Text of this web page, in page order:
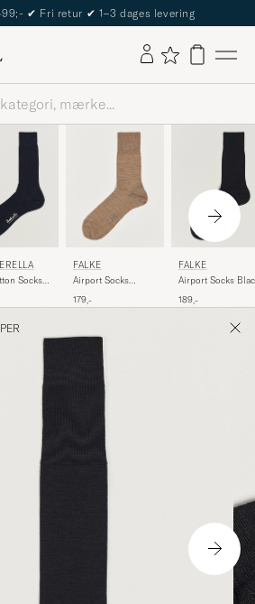
✔ Fri retur ✔ 1–3 dages levering
Socks
FALKE
Airport Socks
179,-
FALKE
Airport Socks
189,-